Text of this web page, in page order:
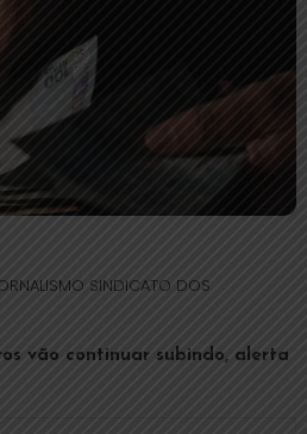
SINDICATO DOS
vão continuar subindo, alerta